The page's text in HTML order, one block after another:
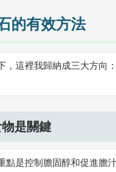
的有效方法
，這裡我歸納成三大方向
是關鍵
點是控制膽固醇和促進膽